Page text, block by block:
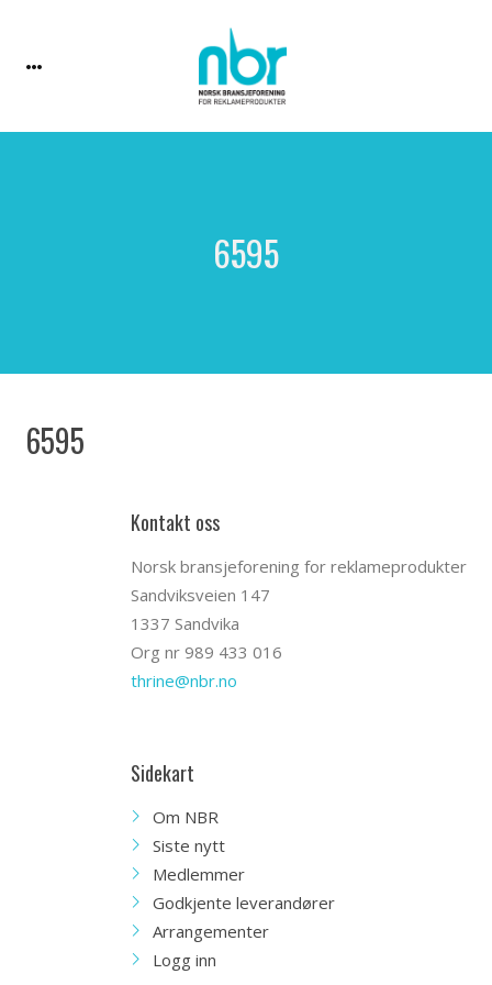
6595
6595
Kontakt oss
Norsk bransjeforening for reklameprodukter
Sandviksveien 147
1337 Sandvika
Org nr 989 433 016
thrine@nbr.no
Sidekart
Om NBR
Siste nytt
Medlemmer
Godkjente leverandører
Arrangementer
Logg inn